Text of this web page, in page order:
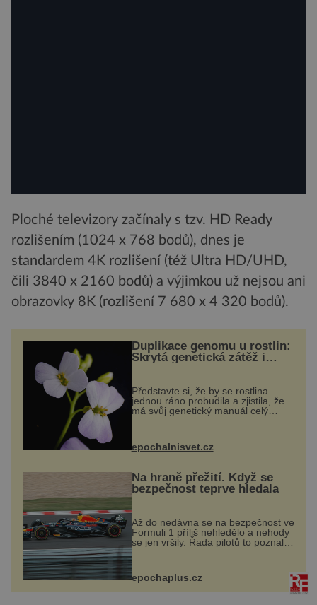
Ploché televizory začínaly s tzv. HD Ready
rozlišením (1024 x 768 bodů), dnes je
standardem 4K rozlišení (též Ultra HD/UHD,
čili 3840 x 2160 bodů) a výjimkou už nejsou ani
obrazovky 8K (rozlišení 7 680 x 4 320 bodů).
Duplikace genomu u rostlin:
Skrytá genetická zátěž i
Představte si, že by se rostlina
jednou ráno probudila a zjistila, že
má svůj genetický manuál celý
výzkumu to může být pro druhy
vstupenka...
epochalnisvet.cz
Na hraně přežití. Když se
bezpečnost teprve hledala
Až do nedávna se na bezpečnost ve
Formuli 1 příliš nehledělo a nehody
se jen vršily. Řada pilotů to poznala
na vlastní kůži, často s trvalými
následky nebo bohužel i ztrátou
života. Dnes nepochopiteln...
epochaplus.cz